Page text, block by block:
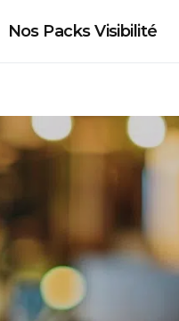
Nos Packs Visibilité